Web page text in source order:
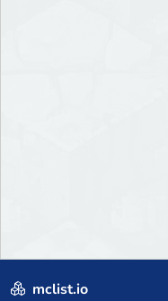
mclist.io